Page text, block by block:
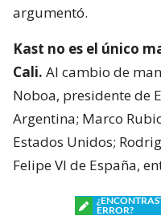
argumentó.
Kast no es el único
Cali. Al cambio de
Noboa, presidente de
Argentina; Marco
Estados Unidos;
Felipe VI de España,
ERROR?